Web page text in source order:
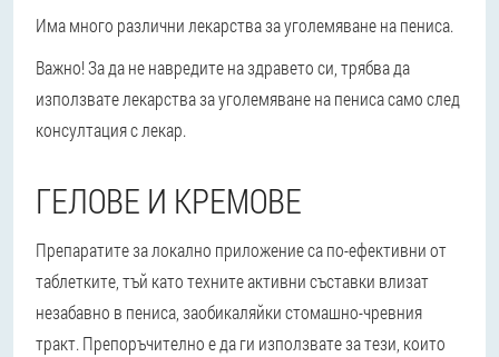
Има много различни лекарства за уголемяване на пениса.
Важно! За да не навредите на здравето си, трябва да
използвате лекарства за уголемяване на пениса само след
консултация с лекар.
ГЕЛОВЕ И КРЕМОВЕ
Препаратите за локално приложение са по-ефективни от
таблетките, тъй като техните активни съставки влизат
незабавно в пениса, заобикаляйки стомашно-чревния
тракт. Препоръчително е да ги използвате за тези, които